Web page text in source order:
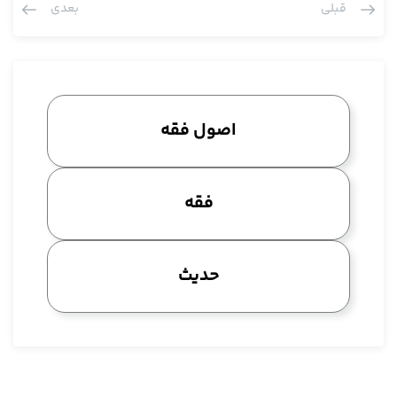
دو دلیل با هم مشکل پیدا می کند به حیثی که اطلاق یک دلیل فی
برگشت، نه این که مربوط است به مقام امتثال و عرض کردم دنباله
این هم بعضی ها آمدند گفتند نه درست است مقام امتثال، اصلا این
جا مربوط به شارع نیست، مقام امتثال صد در صد در اختیار عبد است،
طبق این تصوری که ما عرض کردم خیر آن هم مربوط به تشریع است،
به تشریع بر می گردد یعنی اشکال اساسی سر مسئله دو تا اطلاق
است، مسئله صلوة هم ثابت است، هر کدام هم اطلاق دارند به لحاظ
هایی که شک می کنند ثابت است، اطلاقشان نسبت به یکدیگر محل
کلام است، ازاله واجب باشد حتی جایی که صلوة است، صلوة واجب
باشد حتی جایی که ازاله، این محل کلام ملاحظه این قسمت و این
قبلی بعدی
اصول فقه
فقه
حدیث